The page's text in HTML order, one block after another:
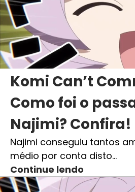
Komi Can’t
Como foi o
Najimi? Confira!
Najimi conseguiu tantos
médio por conta disto…
Continue lendo